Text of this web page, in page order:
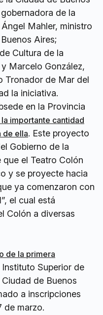
de la
Mahler, ministro
Aires;
Cultura de la
Marcelo González,
Tronador de Mar del
la iniciativa.
en la Provincia
importante cantidad
de ella. Este proyecto
Gobierno de la
el Teatro Colón
y se proyecte hacia
ya comenzaron con
el cual está
Colón a diversas
de la primera
Instituto Superior de
de Buenos
a inscripciones
de marzo.